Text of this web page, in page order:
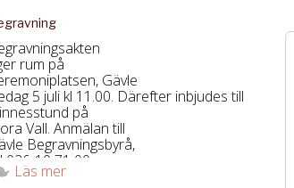
rum på
Gävle
5 juli kl 11.00. Därefter inbjudes till
på
Vall. Anmälan till
Begravningsbyrå,
026-10 71 00,
1 juli.
Läs mer